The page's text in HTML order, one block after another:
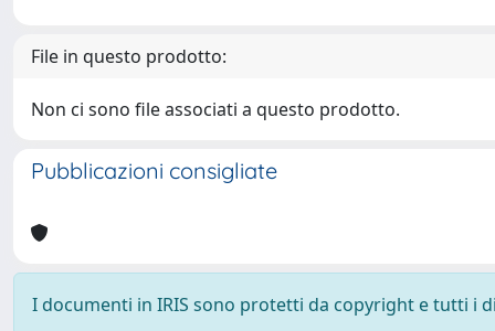
File in questo prodotto:
Non ci sono file associati a questo prodotto.
Pubblicazioni consigliate
I documenti in IRIS sono protetti da copyright e tutti i